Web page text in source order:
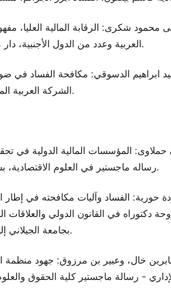
العربية وعدد من الدول الأجنبية، دار مجدلاوي للنشر والتوزيع - عمان 1983.
الشركة العربية المتحدة للشوق والقرريدان - مصر 2011.
رساله ماجستير في العلوم الاقتصادية، بسكره جامعة محمد خضر 2013-2014.
دكتوراه في القانون الدولي والعلاقات
بجامعة الجيلاني إلياس - سيدي بن العباس 2005-2016.
- رسالة ماجستير كلية الحقوق